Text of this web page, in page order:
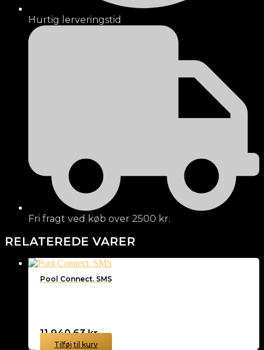
Hurtig lerveringstid
Fri fragt ved køb over 2500 kr.
RELATEREDE VARER
Pool Connect. SMS
11.940,63kr.
Tilføj til kurv